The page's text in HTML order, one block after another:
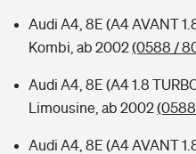
Audi A4, 8E (A4 AVANT
Kombi, ab 2002(0588 /
Audi A4, 8E (A4 1.8
Limousine, ab 2002
Audi A4, 8E (A4 AVANT